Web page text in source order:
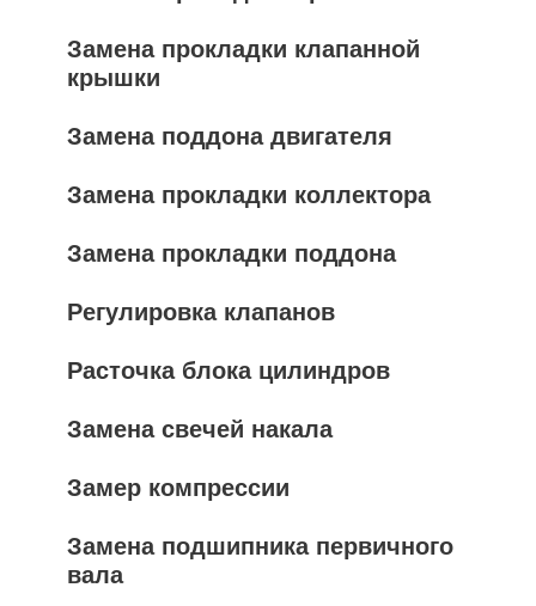
Замена прокладки клапанной
крышки
Замена поддона двигателя
Замена прокладки коллектора
Замена прокладки поддона
Регулировка клапанов
Расточка блока цилиндров
Замена свечей накала
Замер компрессии
Замена подшипника первичного
вала